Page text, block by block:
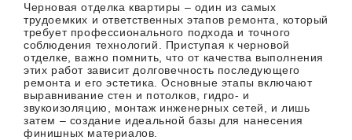
Черновая отделка квартиры – один из самых
трудоемких и ответственных этапов ремонта, который
требует профессионального подхода и точного
соблюдения технологий. Приступая к черновой
отделке, важно помнить, что от качества выполнения
этих работ зависит долговечность последующего
ремонта и его эстетика. Основные этапы включают
выравнивание стен и потолков, гидро- и
звукоизоляцию, монтаж инженерных сетей, и лишь
затем – создание идеальной базы для нанесения
финишных материалов.